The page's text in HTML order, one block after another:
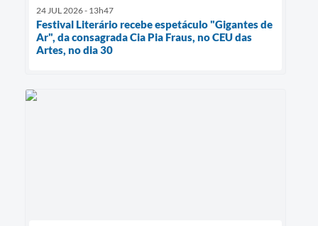
24 JUL 2026 - 13h47
Festival Literário recebe espetáculo "Gigantes de
Ar", da consagrada Cia Pia Fraus, no CEU das
Artes, no dia 30